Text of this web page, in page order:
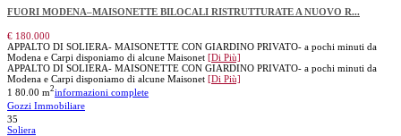
FUORI MODENA–MAISONETTE BILOCALI RISTRUTTURATE A NUOVO R...
€ 180.000
APPALTO DI SOLIERA- MAISONETTE CON GIARDINO PRIVATO- a pochi minuti da
Modena e Carpi disponiamo di alcune Maisonet [Di Più]
APPALTO DI SOLIERA- MAISONETTE CON GIARDINO PRIVATO- a pochi minuti da
Modena e Carpi disponiamo di alcune Maisonet [Di Più]
1 80.00 m2informazioni complete
Gozzi Immobiliare
35
Soliera